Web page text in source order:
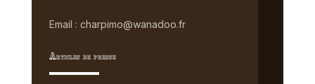
Email : charpimo@wanadoo.fr
Articles de presse